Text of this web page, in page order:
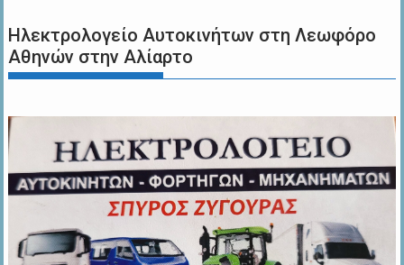
Ηλεκτρολογείο Αυτοκινήτων στη Λεωφόρο
Αθηνών στην Αλίαρτο